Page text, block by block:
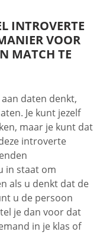
INTROVERTE
VOOR
​​MATCH TE
daten denkt,
Je kunt jezelf
maar je kunt dat
introverte
in staat om
als u denkt dat de
u de persoon
je dan voor dat
in je klas of